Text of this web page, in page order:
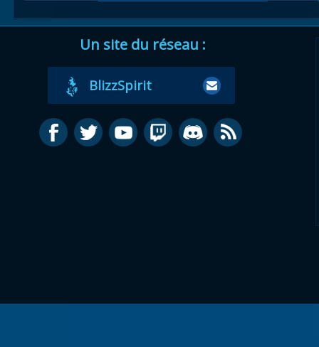
Un site du réseau :
BlizzSpirit